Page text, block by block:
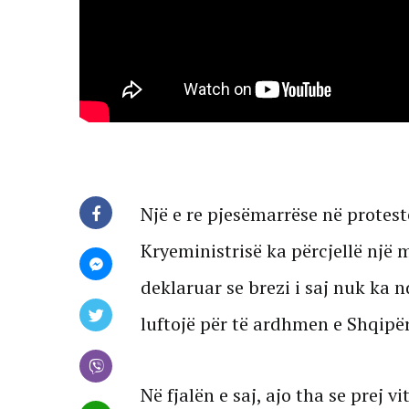
Një e re pjesëmarrëse në
Kryeministrisë ka përcjellë një
deklaruar se brezi i saj nuk ka
luftojë për të ardhmen e
Në fjalën e saj, ajo tha se prej